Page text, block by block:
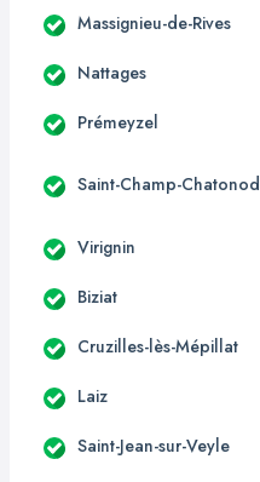
Massignieu-de-Rives
Nattages
Prémeyzel
Saint-Champ-Chatonod
Virignin
Biziat
Cruzilles-lès-Mépillat
Laiz
Saint-Jean-sur-Veyle